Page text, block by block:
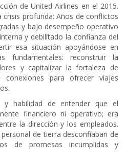
de United Airlines en el 2015.
profunda: Años de conflictos
y bajo desempeño operativo
y debilitado la confianza del
esa situación apoyándose en
fundamentales: reconstruir la
y capitalizar la fortaleza de
para ofrecer viajes
y habilidad de entender que el
financiero ni operativo; era
la dirección y los empleados.
de tierra desconfiaban de
de promesas incumplidas y